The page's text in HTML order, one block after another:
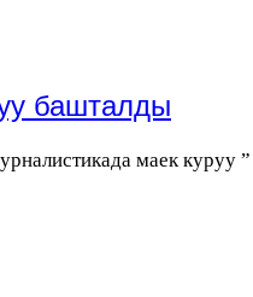
башталды
маек куруу